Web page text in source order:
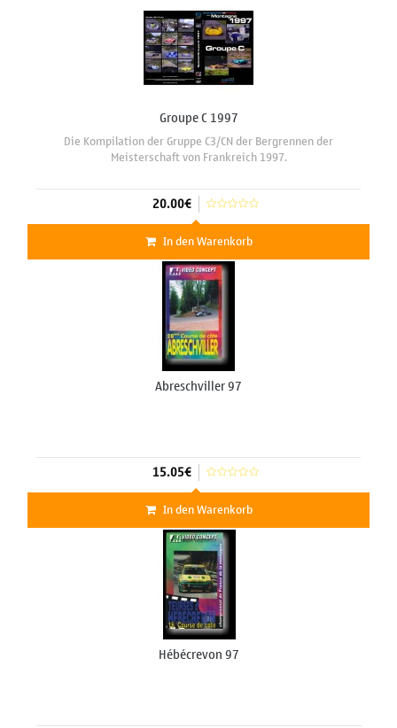
Groupe C 1997
Die Kompilation der Gruppe C3/CN der Bergrennen der
Meisterschaft von Frankreich 1997.
20.00€
In den Warenkorb
Abreschviller 97
15.05€
In den Warenkorb
Hébécrevon 97